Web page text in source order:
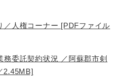
／人権コーナー [PDFファイル
務委託契約状況 ／阿蘇郡市剣
2.45MB]